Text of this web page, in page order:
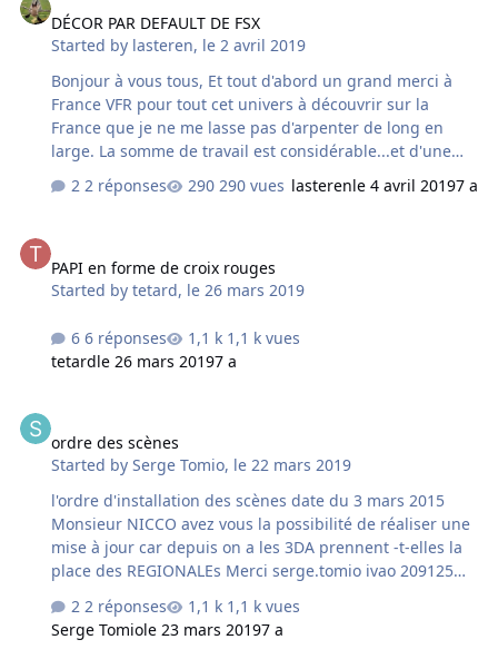
DÉCOR PAR DEFAULT DE FSX
Started by lasteren, le 2 avril 2019
Bonjour à vous tous, Et tout d'abord un grand merci à
France VFR pour tout cet univers à découvrir sur la
France que je ne me lasse pas d'arpenter de long en
large. La somme de travail est considérable...et d'une
précision inouïe. Continuez sur votre lancée, j'attends
vos prochaines sorties et me régale d'avance. En fait je
remarque que le décor par défault de FSX est toujours
actif, en quelque sorte "écrasé" sous votre décor. Peut-
d'image ? Pour info je n'ai gardé en dalles actives que
les numéros…
2 réponses 290 vues lasterenle 4 avril 20197 a
PAPI en forme de croix rouges
Started bytetard, le 26 mars 2019
6 réponses
1,1 k vues
tetardle 26 mars 20197 a
ordre des scènes
Started bySerge Tomio, le 22 mars 2019
l'ordre d'installation des scènes date du 3 mars 2015
Monsieur NICCO avez vous la possibilité de réaliser une
mise à jour car depuis on a les 3DA prennent -t-elles la
place des REGIONALEs Merci serge.tomio ivao 209125
2 réponses
1,1 k vues
Serge Tomiole 23 mars 20197 a